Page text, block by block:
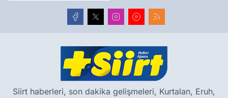
Siirt haberleri, son dakika gelişmeleri, Kurtalan, Eruh,